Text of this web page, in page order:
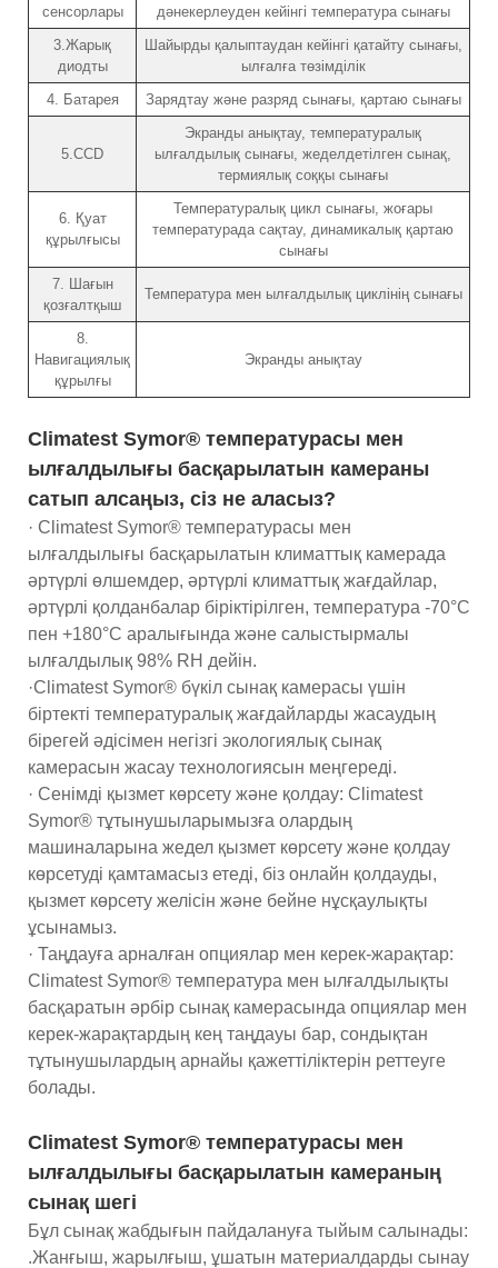
сенсорлары
дәнекерлеуден кейінгі температура сынағы
3.Жарық
диодты
Шайырды қалыптаудан кейінгі қатайту сынағы,
ылғалға төзімділік
4. Батарея
Зарядтау және разряд сынағы, қартаю сынағы
5.CCD
Экранды анықтау, температуралық
ылғалдылық сынағы, жеделдетілген сынақ,
термиялық соққы сынағы
6. Қуат
құрылғысы
Температуралық цикл сынағы, жоғары
температурада сақтау, динамикалық қартаю
сынағы
7. Шағын
қозғалтқыш
Температура мен ылғалдылық циклінің сынағы
8.
Навигациялық
құрылғы
Экранды анықтау
Climatest Symor® температурасы мен
ылғалдылығы басқарылатын камераны
сатып алсаңыз, сіз не аласыз?
· Climatest Symor® температурасы мен
ылғалдылығы басқарылатын климаттық камерада
әртүрлі өлшемдер, әртүрлі климаттық жағдайлар,
әртүрлі қолданбалар біріктірілген, температура -70°C
пен +180°C аралығында және салыстырмалы
ылғалдылық 98% RH дейін.
·Climatest Symor® бүкіл сынақ камерасы үшін
біртекті температуралық жағдайларды жасаудың
бірегей әдісімен негізгі экологиялық сынақ
камерасын жасау технологиясын меңгереді.
· Сенімді қызмет көрсету және қолдау: Climatest
Symor® тұтынушыларымызға олардың
машиналарына жедел қызмет көрсету және қолдау
көрсетуді қамтамасыз етеді, біз онлайн қолдауды,
қызмет көрсету желісін және бейне нұсқаулықты
ұсынамыз.
· Таңдауға арналған опциялар мен керек-жарақтар:
Climatest Symor® температура мен ылғалдылықты
басқаратын әрбір сынақ камерасында опциялар мен
керек-жарақтардың кең таңдауы бар, сондықтан
тұтынушылардың арнайы қажеттіліктерін реттеуге
болады.
Climatest Symor® температурасы мен
ылғалдылығы басқарылатын камераның
сынақ шегі
Бұл сынақ жабдығын пайдалануға тыйым салынады:
.Жанғыш, жарылғыш, ұшатын материалдарды сынау